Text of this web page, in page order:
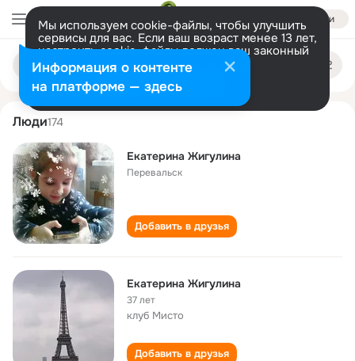
Войти
Мы используем cookie-файлы, чтобы улучшить
сервисы для вас. Если ваш возраст менее 13 лет,
настроить cookie-файлы должен ваш законный
представитель. Больше информации
Разрешить все Настроить
Поиск
людям
ekaterina zhigulina
Люди174
Екатерина Жигулина
Перевальск
Добавить в друзья
Екатерина Жигулина
37 лет
клуб Мисто
Добавить в друзья
Информация о контенте
на платформе — здесь